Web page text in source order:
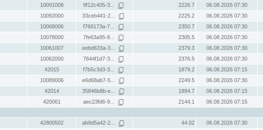
10091008 9f12c405-3... 2226.7
06.08.2026 07:30
10092000 33ceb441-2... 2225.2
06.08.2026 07:30
10068006 f768173a-7... 2350.7
06.08.2026 07:30
10078000 7fe63a95-8... 2305.5
06.08.2026 07:30
10061007 eebd633a-3... 2379.3
06.08.2026 07:30
10062000 7644f1d7-3... 2376.5
06.08.2026 07:30
42015 f7b5c3d3-3... 1879.2
06.08.2026 07:15
10089006 e6d68ab7-5... 2249.5
06.08.2026 07:30
42014 35846b8b-e... 1894.7
06.08.2026 07:15
420061 aec23fd6-9... 2144.1
06.08.2026 07:15
42800502 ab9d5a42-2... 44.02
06.08.2026 07:30